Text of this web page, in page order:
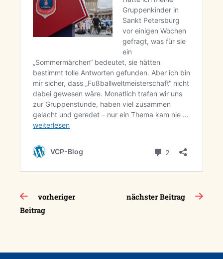
Beitragsnavigation
vorheriger
Beitrag
nächster Beitrag